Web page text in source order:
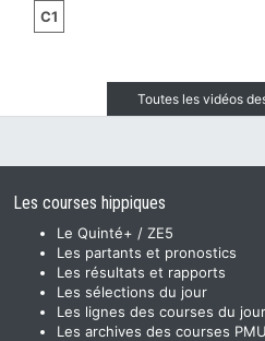
C1
Toutes les vidéos
Les courses hippiques
Le Quinté+ / ZE5
Les partants et pronostics
Les résultats et rapports
Les sélections du jour
Les lignes des courses du jour
Les archives des courses